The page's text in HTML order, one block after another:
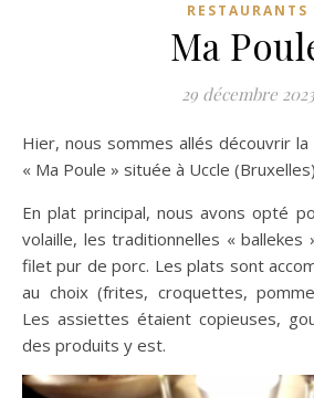
RESTAURANTS
Ma
29 décembre 2023
Hier, nous sommes allés découvrir la brasserie restaurant
« Ma Poule » située à Uccle
En plat principal, nous avons opté
volaille, les traditionnelles «
filet pur de porc. Les plats sont
au choix (frites, croquettes,
Les assiettes étaient copieuses,
des produits y est.